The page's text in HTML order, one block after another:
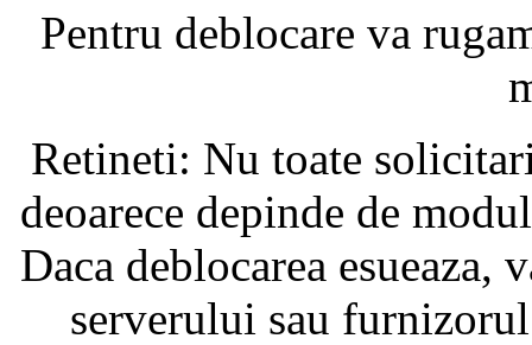
Pentru deblocare va
Retineti: Nu toate
deoarece depinde de
Daca deblocarea
serverului sau